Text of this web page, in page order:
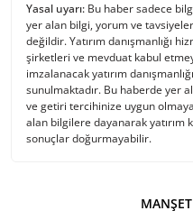
Yasal uyarı: Bu haber sadece
yer alan bilgi, yorum ve tavsiyeler
değildir. Yatırım danışmanlığı
şirketleri ve mevduat kabul
imzalanacak yatırım
sunulmaktadır. Bu haberde yer
ve getiri tercihinize uygun
alan bilgilere dayanarak yatırım
sonuçlar doğurmayabilir.